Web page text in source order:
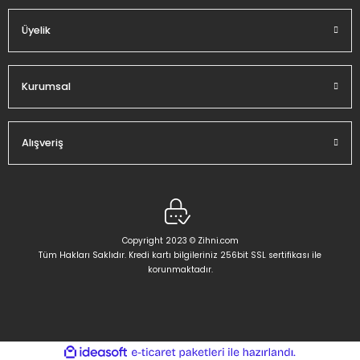
Üyelik
Kurumsal
Alışveriş
Copyright 2023 © Zihni.com
Tüm Hakları Saklıdır. Kredi kartı bilgileriniz 256bit SSL sertifikası ile
korunmaktadır.
ideasoft e-